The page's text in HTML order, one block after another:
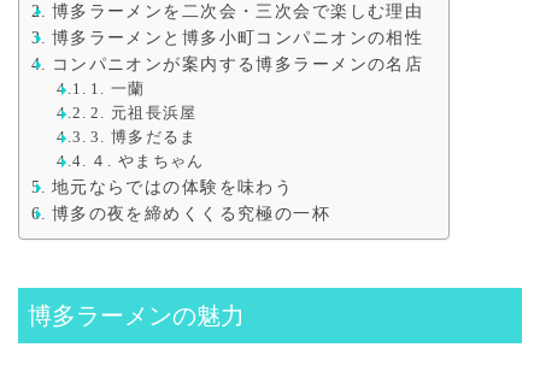
博多ラーメンを二次会・三次会で楽しむ理由
博多ラーメンと博多小町コンパニオンの相性
コンパニオンが案内する博多ラーメンの名店
1. 一蘭
2. 元祖長浜屋
3. 博多だるま
４. やまちゃん
地元ならではの体験を味わう
博多の夜を締めくくる究極の一杯
博多ラーメンの魅力